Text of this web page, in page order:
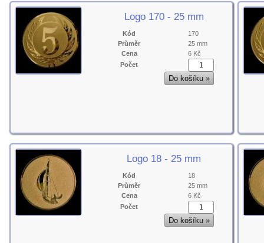
Logo 170 - 25 mm
Kód
170
Průměr
25 mm
Cena
6 Kč
Počet
Logo 18 - 25 mm
Kód
18
Průměr
25 mm
Cena
6 Kč
Počet